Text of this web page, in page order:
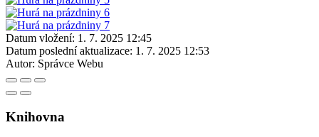
Datum vložení: 1. 7. 2025 12:45
Datum poslední aktualizace: 1. 7. 2025 12:53
Autor: Správce Webu
Knihovna